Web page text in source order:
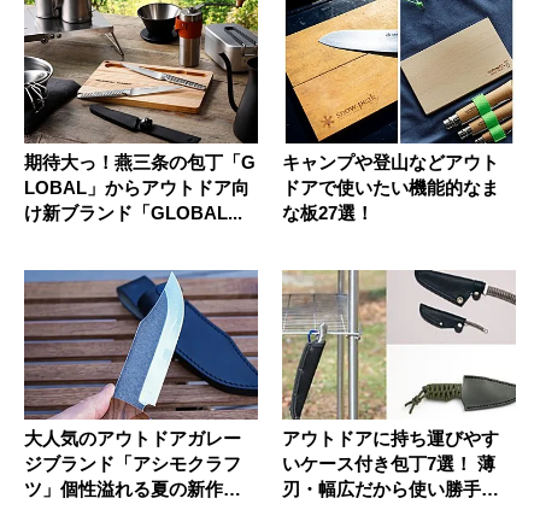
期待大っ！燕三条の包丁「G
LOBAL」からアウトドア向
け新ブランド「GLOBAL...
キャンプや登山などアウト
ドアで使いたい機能的なま
な板27選！
大人気のアウトドアガレー
ジブランド「アシモクラフ
ツ」個性溢れる夏の新作ア
アウトドアに持ち運びやす
いケース付き包丁7選！ 薄
刃・幅広だから使い勝手は